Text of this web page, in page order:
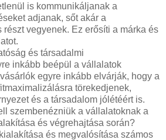
is kommunikáljanak a
adjanak, sőt akár a
vegyenek. Ez erősíti a márka és
és társadalmi
inkább beépül a vállalatok
egyre inkább elvárják, hogy a
törekedjenek,
és a társadalom jólétéért is.
szembenézniük a vállalatoknak a
és végrehajtása során?
és megvalósítása számos